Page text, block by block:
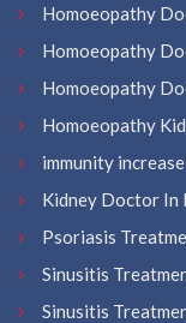
Homoeopathy
Homoeopathy
Homoeopathy
Homoeopathy
immunity
Kidney Doctor In
Psoriasis
Sinusitis
Sinusitis